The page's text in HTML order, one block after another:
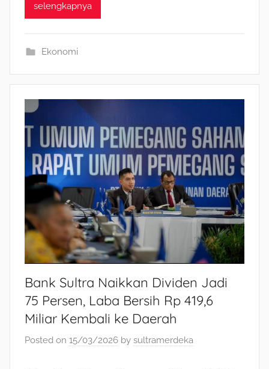
selengkapnya
Ekonomi
Bank Sultra Naikkan Dividen Jadi
75 Persen, Laba Bersih Rp 419,6
Miliar Kembali ke Daerah
Posted on 15/03/2026 by sultramerdeka